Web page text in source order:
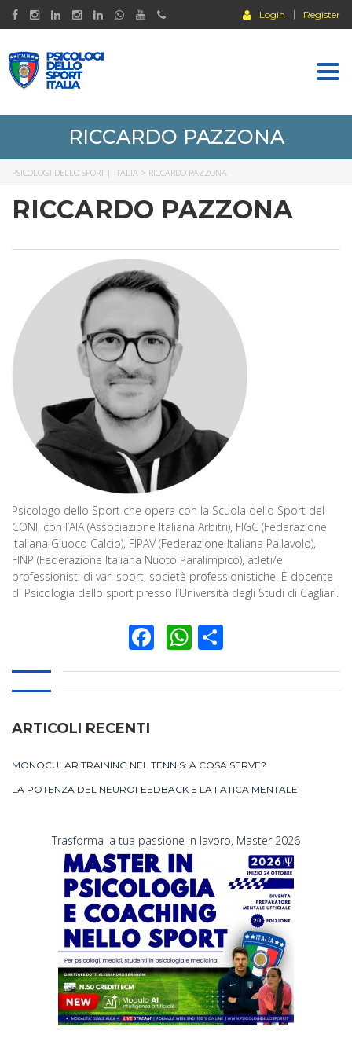
Login Register
RICCARDO PAZZONA
PSICOLOGI DELLO SPORT | ITALIA > RICCARDO PAZZONA
RICCARDO PAZZONA
Psicologo dello Sport che opera con la Scuola dello Sport del
CONI, con l’AIA (Associazione Italiana Arbitri), FIGC (Federazione
Italiana Giuoco Calcio), FIPAV (Federazione Italiana Pallavolo),
FINP (Federazione Italiana Nuoto Paralimpico), atleti/e
professionisti di vari sport, società professionistiche. È docente
di Psicologia dello sport presso l’Università degli Studi di Cagliari.
Facebook
WhatsApp
ARTICOLI RECENTI
MONOCULAR TRAINING NEL TENNIS: A COSA SERVE?
LA POTENZA DEL NEUROFEEDBACK E LA FATICA MENTALE
Trasforma la tua passione in lavoro, Master 2026